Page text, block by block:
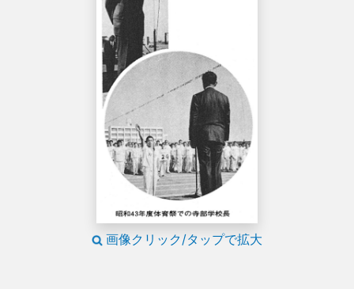
画像クリック/タップで拡大